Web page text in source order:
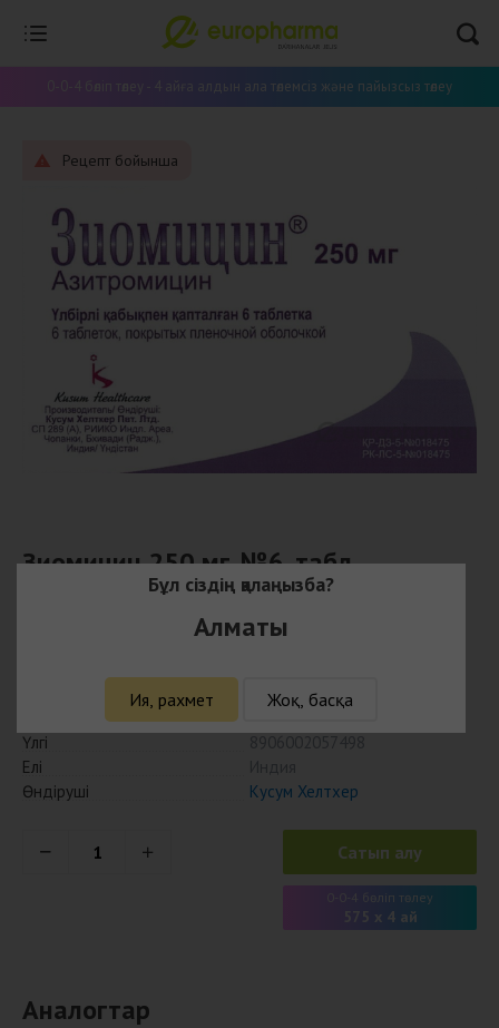
0-0-4 бөліп төлеу - 4 айға алдын ала төлемсіз және пайызсыз төлеу
Рецепт бойынша
Зиомицин 250 мг, №6, табл.
Қолжетімділігі
Үлгі
Елі
Өндіруші
Кусум Хелтхер
Сатып алу
0-0-4 бөліп төлеу
575 x 4 ай
Аналогтар
Бұл сіздің қалаңызба?
Алматы
Ия, рахмет Жоқ, басқа